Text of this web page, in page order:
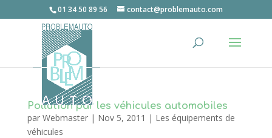
01 34 50 89 56 contact@problemauto.com
Pollution par les véhicules automobiles
par Webmaster| Nov 5, 2011 | Les équipements de
véhicules